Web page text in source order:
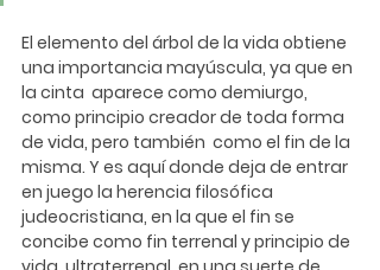
El elemento del árbol de la vida obtiene
una importancia mayúscula, ya que en
la cinta  aparece como demiurgo,
como principio creador de toda forma
de vida, pero también  como el fin de la
misma. Y es aquí donde deja de entrar
en juego la herencia filosófica
judeocristiana, en la que el fin se
concibe como fin terrenal y principio de